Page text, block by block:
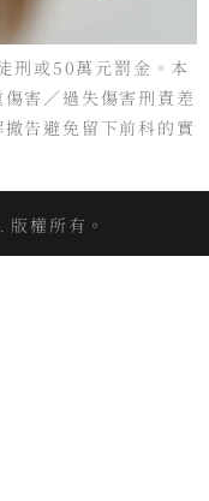
刑或50萬元罰金。本
害／過失傷害刑責差
告避免留下前科的實
權所有。